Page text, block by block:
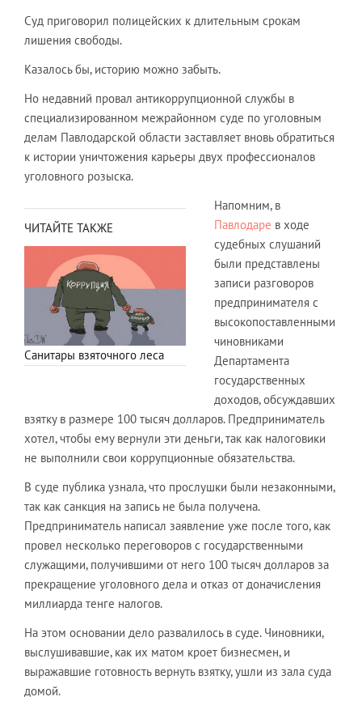
Суд приговорил полицейских к длительным срокам
лишения свободы.
Казалось бы, историю можно забыть.
Но недавний провал антикоррупционной службы в
специализированном межрайонном суде по уголовным
делам Павлодарской области заставляет вновь обратиться
к истории уничтожения карьеры двух профессионалов
уголовного розыска.
ЧИТАЙТЕ ТАКЖЕ
Санитары взяточного леса
Напомним, в
Павлодаре в ходе
судебных слушаний
были представлены
записи разговоров
предпринимателя с
высокопоставленными
чиновниками
Департамента
государственных
доходов, обсуждавших
взятку в размере 100 тысяч долларов. Предприниматель
хотел, чтобы ему вернули эти деньги, так как налоговики
не выполнили свои коррупционные обязательства.
В суде публика узнала, что прослушки были незаконными,
так как санкция на запись не была получена.
Предприниматель написал заявление уже после того, как
провел несколько переговоров с государственными
служащими, получившими от него 100 тысяч долларов за
прекращение уголовного дела и отказ от доначисления
миллиарда тенге налогов.
На этом основании дело развалилось в суде. Чиновники,
выслушивавшие, как их матом кроет бизнесмен, и
выражавшие готовность вернуть взятку, ушли из зала суда
домой.